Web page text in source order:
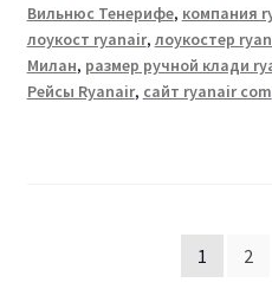
Вильнюс Тенерифе, компания
лоукост ryanair, лоукостер
Милан, размер ручной клади
Рейсы Ryanair, сайт ryanair com
1 2